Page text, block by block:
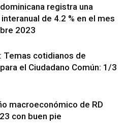
registra una
de 4.2 % en el mes
2023
Temas cotidianos de
el Ciudadano Común: 1/3
macroeconómico de RD
con buen pie